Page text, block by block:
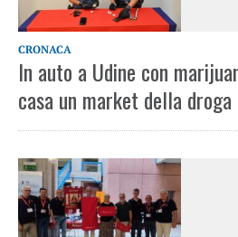
CRONACA
In auto a Udine con
casa un market della droga